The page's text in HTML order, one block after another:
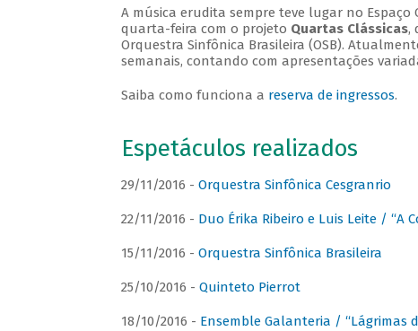
A música erudita sempre teve lugar no Espaço
quarta-feira com o projeto Quartas Clássicas,
Orquestra Sinfônica Brasileira (OSB).
semanais, contando com apresentações
Saiba como funciona a reserva de ingressos.
Espetáculos realizados
29/11/2016 - Orquestra Sinfônica Cesgranrio
22/11/2016 - Duo Érika Ribeiro e Luis Leite / “A
15/11/2016 - Orquestra Sinfônica Brasileira
25/10/2016 - Quinteto Pierrot
18/10/2016 - Ensemble Galanteria / “Lágrimas